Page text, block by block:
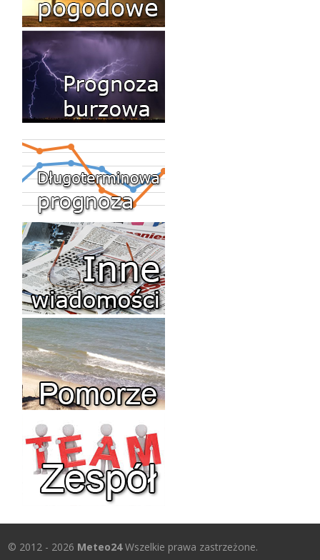
© 2012 - 2026 Meteo24Wszelkie prawa zastrzeżone.